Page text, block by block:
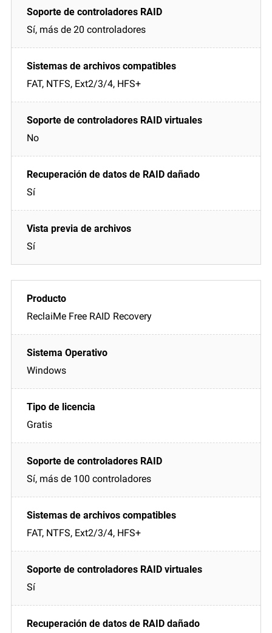
Sí, más de 20 controladores
FAT, NTFS, Ext2/3/4, HFS+
No
Sí
Sí
ReclaiMe Free RAID Recovery
Windows
Gratis
Sí, más de 100 controladores
FAT, NTFS, Ext2/3/4, HFS+
Sí